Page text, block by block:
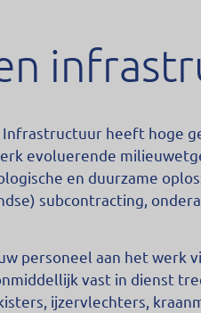
Infrastructuur heeft hoge
evoluerende
en duurzame
subcontracting,
personeel aan het werk
vast in dienst
ijzervlechters,